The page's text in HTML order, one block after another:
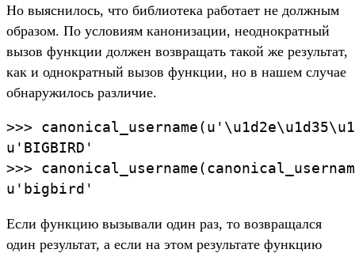
Но выяснилось, что библиотека работает не должным
образом. По условиям канонизации, неоднократный
вызов функции должен возвращать такой же результат,
как и однократный вызов функции, но в нашем случае
обнаружилось различие.
>>>
u'BIGBIRD'
>>>
u'bigbird'
Если функцию вызывали один раз, то возвращался
один результат, а если на этом результате функцию